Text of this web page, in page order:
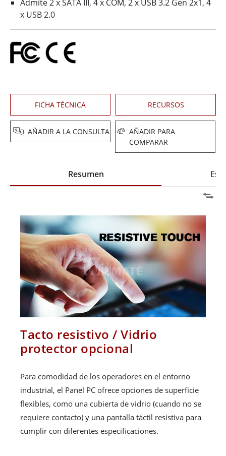
Admite 2 x SATA III, 4 x COM, 2 x USB 3.2 Gen 2x1, 4
x USB 2.0
FICHA TÉCNICA RECURSOS
AÑADIR A LA CONSULTA
AÑADIR PARA
COMPARAR
Resumen
Tacto resistivo / Vidrio
protector opcional
Para comodidad de los operadores en el entorno
industrial, el Panel PC ofrece opciones de superficie
flexibles, como una cubierta de vidrio (cuando no se
requiere contacto) y una pantalla táctil resistiva para
cumplir con diferentes especificaciones.